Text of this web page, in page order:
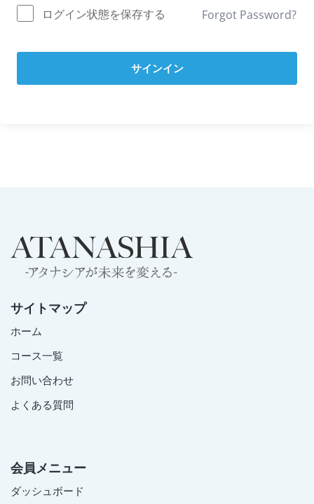
ログイン状態を保存する Forgot Password?
サインイン
サイトマップ
ホーム
コース一覧
お問い合わせ
よくある質問
会員メニュー
ダッシュボード